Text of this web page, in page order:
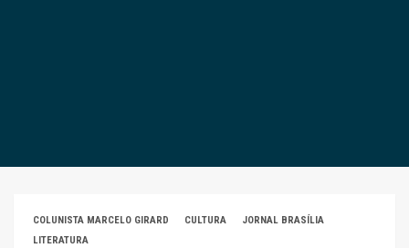
COLUNISTA MARCELO GIRARD CULTURA
JORNAL BRASÍLIA
LITERATURA